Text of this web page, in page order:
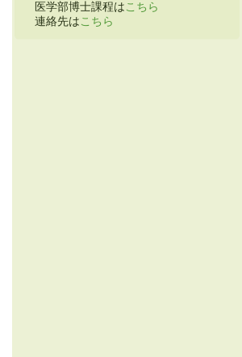
医学部博士課程は こちら
連絡先は こちら